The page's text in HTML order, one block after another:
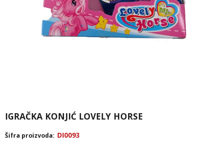
IGRAČKA KONJIĆ LOVELY HORSE
Šifra proizvoda: DI0093